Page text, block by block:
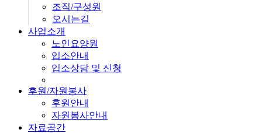
조직/구성원
오시는길
사업소개
노인요양원
입소안내
입소상담 및 신청
후원/자원봉사
후원안내
자원봉사안내
자료공간